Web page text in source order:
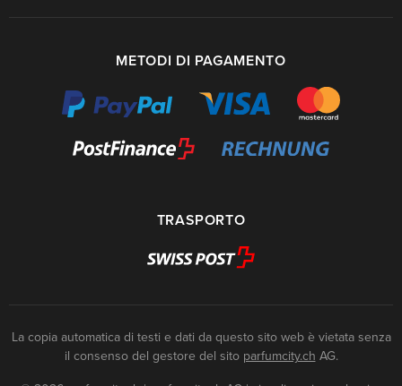
METODI DI PAGAMENTO
TRASPORTO
La copia automatica di testi e dati da questo sito web è vietata senza
il consenso del gestore del sito parfumcity.ch AG.